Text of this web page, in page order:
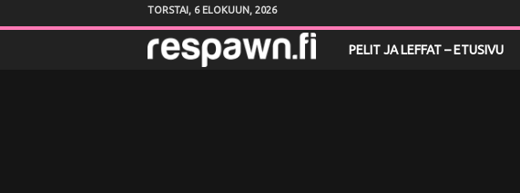
TORSTAI, 6 ELOKUUN, 2026
PELIT JA LEFFAT – ETUSIVU